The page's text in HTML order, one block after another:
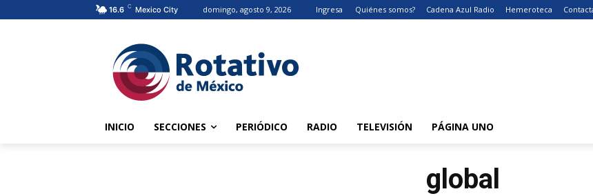
16.6 C Mexico City domingo, agosto 9, 2026 Ingresa Quiénes somos? Cadena Azul Radio Hemeroteca
INICIO SECCIONES PERIÓDICO RADIO TELEVISIÓN PÁGINA UNO
global